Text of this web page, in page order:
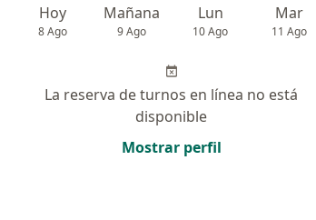
Hoy
8 Ago
Mañana
9 Ago
Lun
10 Ago
Mar
11 Ago
La reserva de turnos en línea no está
disponible
Mostrar perfil